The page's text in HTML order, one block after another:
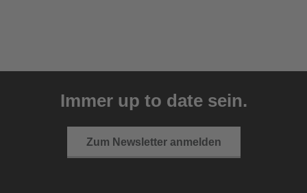
1 FarbvariantenImmer up to date sein.
Zum Newsletter anmelden